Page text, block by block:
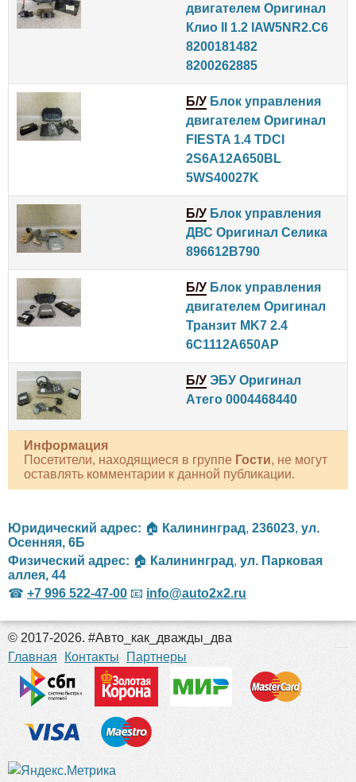
двигателем Оригинал
Клио II 1.2 IAW5NR2.C6
8200181482
8200262885
Б/У Блок управления
двигателем Оригинал
FIESTA 1.4 TDCI
2S6A12A650BL
5WS40027K
Б/У Блок управления
ДВС Оригинал Селика
896612B790
Б/У Блок управления
двигателем Оригинал
Транзит MK7 2.4
6C1112A650AP
Б/У ЭБУ Оригинал
Атего 0004468440
Информация
Посетители, находящиеся в группе Гости, не могут
оставлять комментарии к данной публикации.
Юридический адрес: 🏠 Калининград, 236023, ул.
Осенняя, 6Б
Физический адрес: 🏠 Калининград, ул. Парковая
аллея, 44
☎ +7 996 522-47-00 📧 info@auto2x2.ru
© 2017-2026. #Авто_как_дважды_два
Главная
Контакты Партнеры